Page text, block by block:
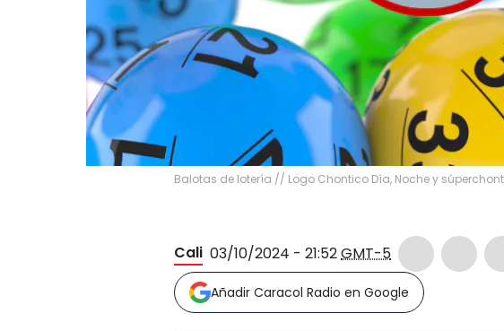
Balotas de lotería // Logo Chontico Día, Noche y
Cali 03/10/2024 - 21:52GMT-5
Añadir Caracol Radio en Google